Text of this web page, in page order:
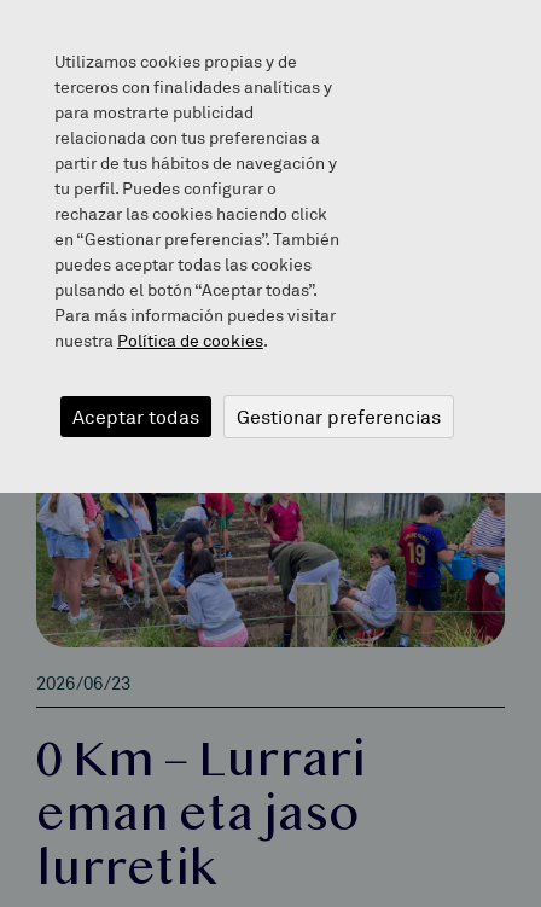
Archives for October 18, 2024
Bloga
2026/06/23
0 Km – Lurrari
eman eta jaso
lurretik
Utilizamos cookies propias y de
terceros con finalidades analíticas y
para mostrarte publicidad
relacionada con tus preferencias a
partir de tus hábitos de navegación y
tu perfil. Puedes configurar o
rechazar las cookies haciendo click
en “Gestionar preferencias”. También
puedes aceptar todas las cookies
pulsando el botón “Aceptar todas”.
Para más información puedes visitar
nuestra Política de cookies.
Aceptar todas Gestionar preferencias